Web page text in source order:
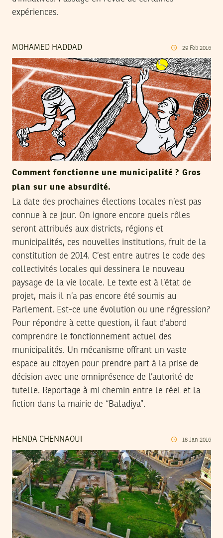
expériences.
MOHAMED HADDAD 29 Feb 2016
Comment fonctionne une municipalité ? Gros
plan sur une absurdité.
La date des prochaines élections locales n’est pas
connue à ce jour. On ignore encore quels rôles
seront attribués aux districts, régions et
municipalités, ces nouvelles institutions, fruit de la
constitution de 2014. C’est entre autres le code des
collectivités locales qui dessinera le nouveau
paysage de la vie locale. Le texte est à l’état de
projet, mais il n’a pas encore été soumis au
Parlement. Est-ce une évolution ou une régression?
Pour répondre à cette question, il faut d’abord
comprendre le fonctionnement actuel des
municipalités. Un mécanisme offrant un vaste
espace au citoyen pour prendre part à la prise de
décision avec une omniprésence de l’autorité de
tutelle. Reportage à mi chemin entre le réel et la
fiction dans la mairie de “Baladiya”.
HENDA CHENNAOUI 18 Jan 2016